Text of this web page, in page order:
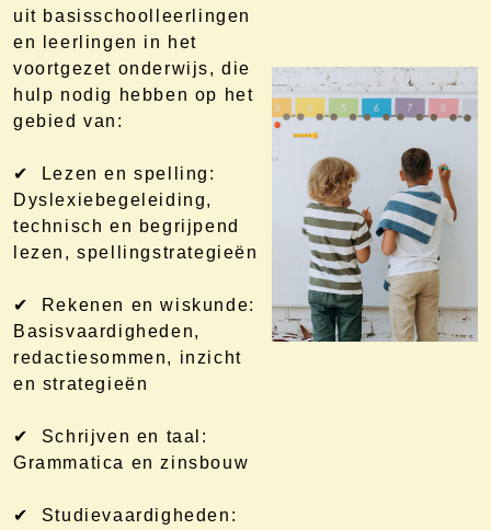
uit basisschoolleerlingen
en leerlingen in het
voortgezet onderwijs, die
hulp nodig hebben op het
gebied van:
✔ Lezen en spelling:
Dyslexiebegeleiding,
technisch en begrijpend
lezen, spellingstrategieën
✔ Rekenen en wiskunde:
Basisvaardigheden,
redactiesommen, inzicht
en strategieën
✔ Schrijven en taal:
Grammatica en zinsbouw
✔ Studievaardigheden: